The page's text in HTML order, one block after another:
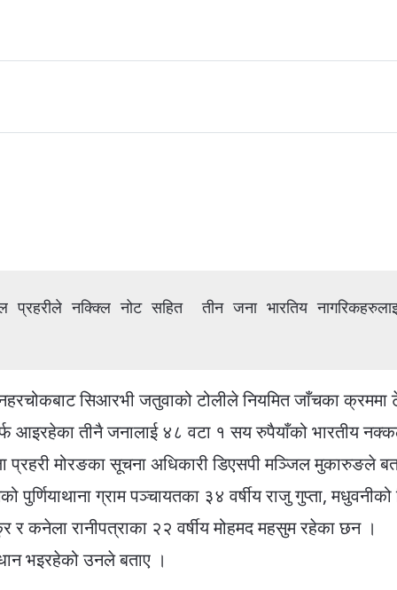
सिआरभी जतुवाको टोलीले नियमित जाँचका क्रममा
आइरहेका तीनै जनालाई ४८ वटा १ सय रुपैयाँको भारतीय
प्रहरी मोरङका सूचना अधिकारी डिएसपी मञ्जिल मुकारुङले
पुर्णियाथाना ग्राम पञ्चायतका ३४ वर्षीय राजु गुप्ता,
र कनेला रानीपत्राका २२ वर्षीय मोहमद महसुम रहेका छन ।
भइरहेको उनले बताए ।